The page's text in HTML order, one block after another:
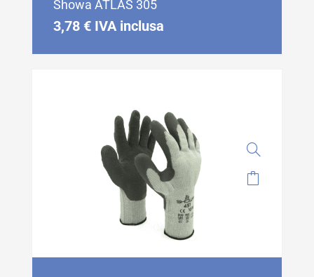
Showa ATLAS 305
3,78 € IVA inclusa